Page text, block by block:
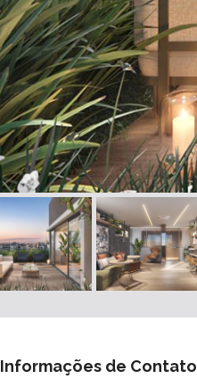
Informações de Contato